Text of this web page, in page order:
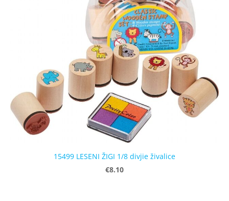
15499 LESENI ŽIGI 1/8 divjie živalice
€8.10